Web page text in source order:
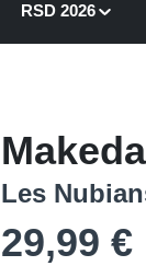
RSD 2026
Les
29,99 €